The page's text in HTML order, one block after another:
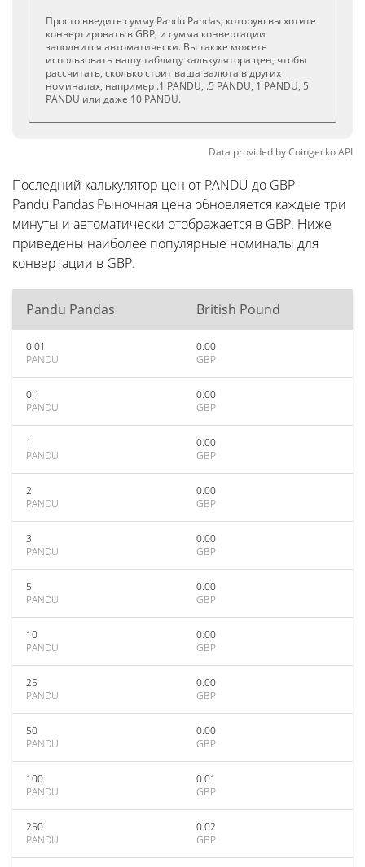
Просто введите сумму Pandu Pandas, которую вы хотите
конвертировать в GBP, и сумма конвертации
заполнится автоматически. Вы также можете
использовать нашу таблицу калькулятора цен, чтобы
рассчитать, сколько стоит ваша валюта в других
номиналах, например .1 PANDU, .5 PANDU, 1 PANDU, 5
PANDU или даже 10 PANDU.
Data provided byCoingeckoAPI
Последний калькулятор цен от PANDU до GBP
Pandu Pandas Рыночная цена обновляется каждые три
минуты и автоматически отображается в GBP. Ниже
приведены наиболее популярные номиналы для
конвертации в GBP.
Pandu Pandas British Pound
0.01
PANDU
0.00
GBP
0.1
PANDU
0.00
GBP
1
PANDU
0.00
GBP
2
PANDU
0.00
GBP
3
PANDU
0.00
GBP
5
PANDU
0.00
GBP
10
PANDU
0.00
GBP
25
PANDU
0.00
GBP
50
PANDU
0.00
GBP
100
PANDU
0.01
GBP
250
PANDU
0.02
GBP